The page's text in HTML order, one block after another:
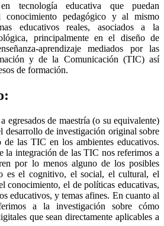
tecnología educativa que puedan
pedagógico y al mismo
educativos reales, asociados a la
principalmente en el diseño de
aprendizaje mediados por las
y de la Comunicación (TIC) así
de formación.
egresados de maestría (o su equivalente)
desarrollo de investigación original sobre
las TIC en los ambientes educativos.
la integración de las TIC nos referimos a
por lo menos alguno de los posibles
es el cognitivo, el social, el cultural, el
conocimiento, el de políticas educativas,
educativos, y temas afines. En cuanto al
a la investigación sobre cómo
que sean directamente aplicables a